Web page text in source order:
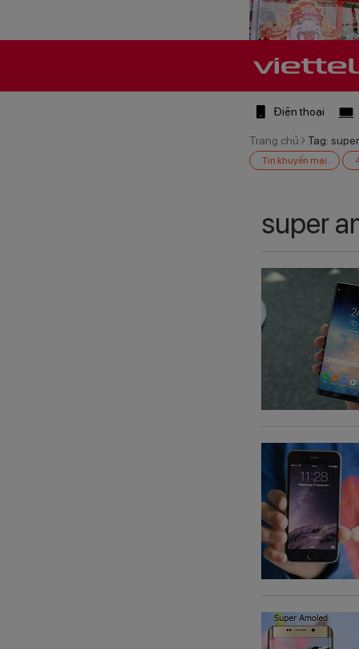
Điện thoại
Trang chủ Tag:
Tin khuyến mại
super